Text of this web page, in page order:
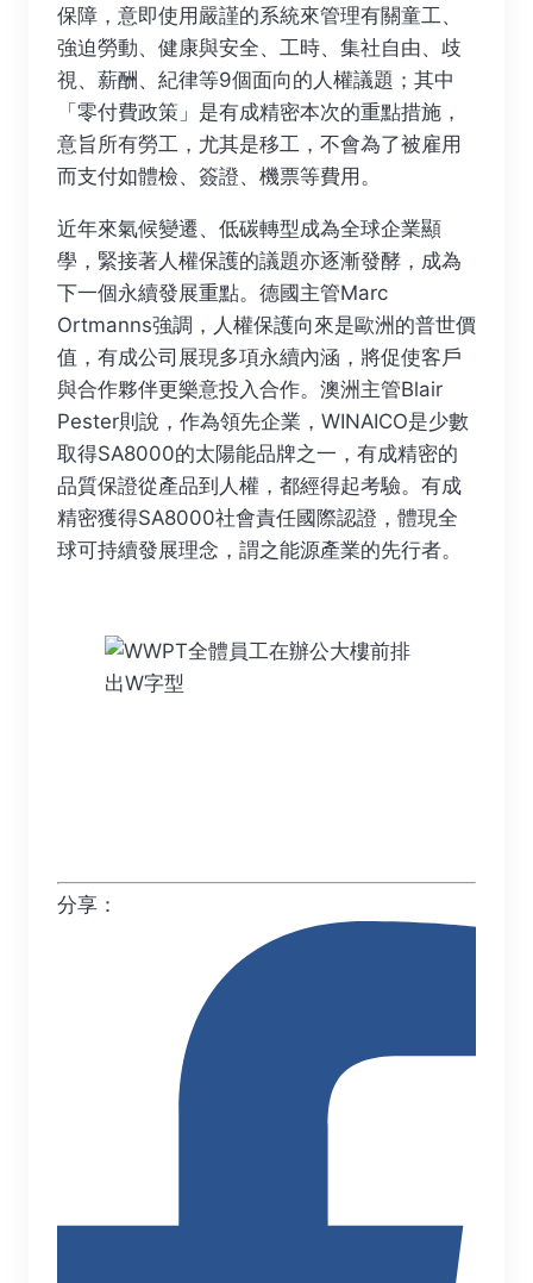
保障，意即使用嚴謹的系統來管理有關童工、
強迫勞動、健康與安全、工時、集社自由、歧
視、薪酬、紀律等9個面向的人權議題；其中
「零付費政策」是有成精密本次的重點措施，
意旨所有勞工，尤其是移工，不會為了被雇用
而支付如體檢、簽證、機票等費用。
近年來氣候變遷、低碳轉型成為全球企業顯
學，緊接著人權保護的議題亦逐漸發酵，成為
下一個永續發展重點。德國主管Marc
Ortmanns強調，人權保護向來是歐洲的普世價
值，有成公司展現多項永續內涵，將促使客戶
與合作夥伴更樂意投入合作。澳洲主管Blair
Pester則說，作為領先企業，WINAICO是少數
取得SA8000的太陽能品牌之一，有成精密的
品質保證從產品到人權，都經得起考驗。有成
精密獲得SA8000社會責任國際認證，體現全
球可持續發展理念，謂之能源產業的先行者。
分享：